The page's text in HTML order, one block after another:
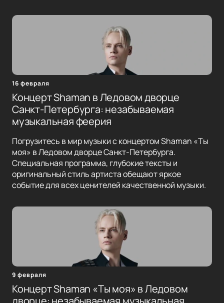
16 февраля
Концерт Shaman в Ледовом дворце
Санкт-Петербурга: незабываемая
музыкальная феерия
Погрузитесь в мир музыки с концертом Shaman «Ты
моя» в Ледовом дворце Санкт-Петербурга.
Специальная программа, глубокие тексты и
оригинальный стиль артиста обещают яркое
событие для всех ценителей качественной музыки.
9 февраля
Концерт Shaman «Ты моя» в Ледовом